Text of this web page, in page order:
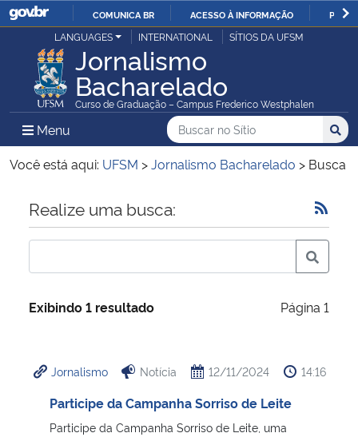
IR
PARA
O
CONTEÚDO
COMUNICA BR ACESSO À INFORMAÇÃO
Ministério da Justiça e Segurança Pública
Ministério da Defesa
Ministério das Relações Exteriores
Ministério da Economia
Ministério da Infraestrutura
Ministério da Cidadania
Ministério da Saúde
LANGUAGES INTERNATIONAL SÍTIOS DA UFSM
Jornalismo
Bacharelado
Curso de Graduação – Campus Frederico Westphalen
Menu Menu Principal do Sítio
Busca
Buscar no no Sítio
Busca:
Você está aqui: UFSM >Jornalismo Bacharelado > Busca
Início do conteúdo
Realize uma busca:
Exibindo 1 resultado Página 1
Jornalismo Notícia 12/11/2024 14:16
Participe da Campanha Sorriso de Leite
Participe da Campanha Sorriso de Leite, uma